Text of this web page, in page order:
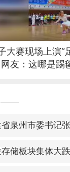
大赛现场上演“
网友：这哪是踢
储板块集体大跌